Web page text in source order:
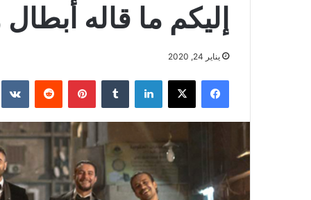
إليكم ما قاله
يناير 24, 2020
فيسبوك ‫X لينكدإن بينتيريست